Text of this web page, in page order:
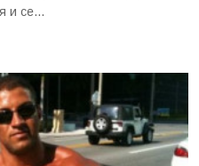
и се...